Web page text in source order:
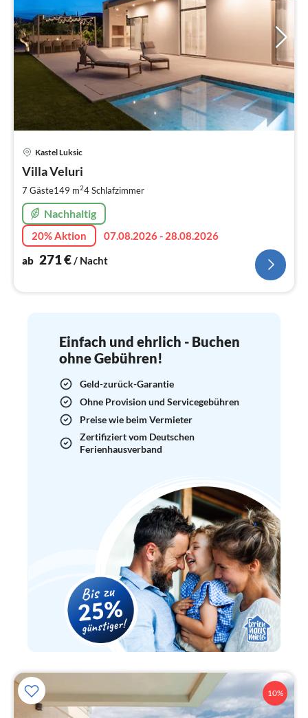
Kastel Luksic
Villa Veluri
7 Gäste149 m24Schlafzimmer
Nachhaltig
20% Aktion
07.08.2026 - 28.08.2026
ab 271€/ Nacht
Einfach und ehrlich - Buchen
ohne Gebühren!
Geld-zurück-Garantie
Ohne Provision und Servicegebühren
Preise wie beim Vermieter
Zertifiziert vom Deutschen
Ferienhausverband
10%